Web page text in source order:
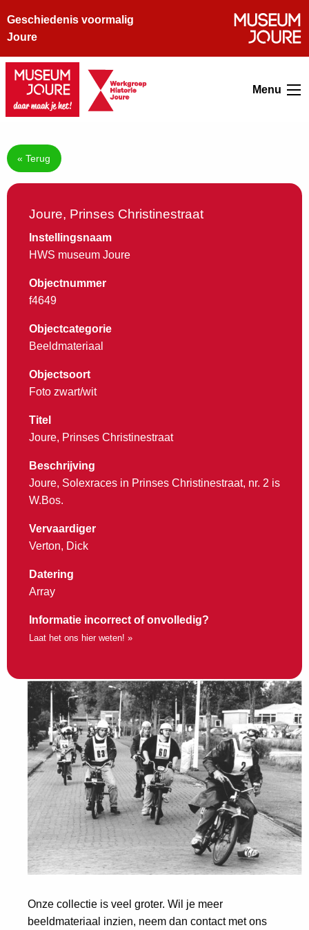
Geschiedenis voormalig
Joure
Menu
« Terug
Joure, Prinses Christinestraat
Instellingsnaam
HWS museum Joure
Objectnummer
f4649
Objectcategorie
Beeldmateriaal
Objectsoort
Foto zwart/wit
Titel
Joure, Prinses Christinestraat
Beschrijving
Joure, Solexraces in Prinses Christinestraat, nr. 2 is
W.Bos.
Vervaardiger
Verton, Dick
Datering
Array
Informatie incorrect of onvolledig?
Laat het ons hier weten! »
Onze collectie is veel groter. Wil je meer
beeldmateriaal inzien, neem dan contact met ons